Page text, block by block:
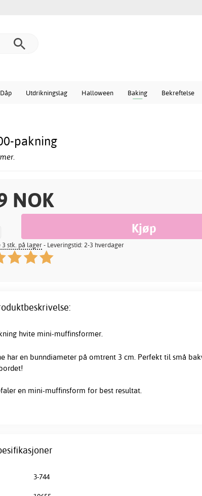
Dåp Utdrikningslag Halloween Baking Bekreftelse
pakning
NOK
3 stk. på lager- Leveringstid: 2-3 hverdager
hvite mini-muffinsformer.
har en bunndiameter på omtrent 3 cm. Perfekt til små
en mini-muffinsform for best resultat.
3-744